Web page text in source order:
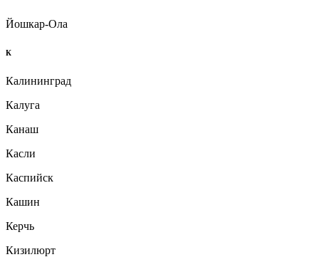
Йошкар-Ола
К
Калининград
Калуга
Канаш
Касли
Каспийск
Кашин
Керчь
Кизилюрт